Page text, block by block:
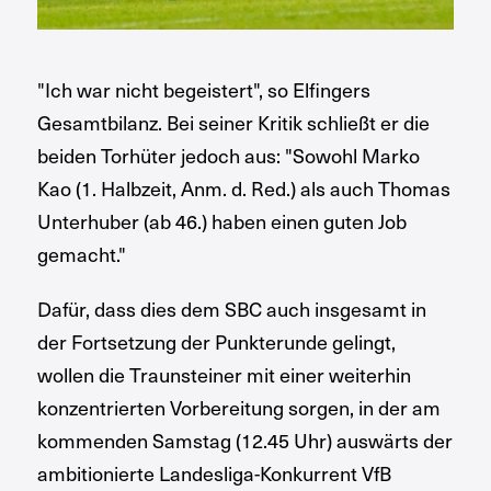
"Ich war nicht begeistert", so Elfingers
Gesamtbilanz. Bei seiner Kritik schließt er die
beiden Torhüter jedoch aus: "Sowohl Marko
Kao (1. Halbzeit, Anm. d. Red.) als auch Thomas
Unterhuber (ab 46.) haben einen guten Job
gemacht."
Dafür, dass dies dem SBC auch insgesamt in
der Fortsetzung der Punkterunde gelingt,
wollen die Traunsteiner mit einer weiterhin
konzentrierten Vorbereitung sorgen, in der am
kommenden Samstag (12.45 Uhr) auswärts der
ambitionierte Landesliga-Konkurrent VfB